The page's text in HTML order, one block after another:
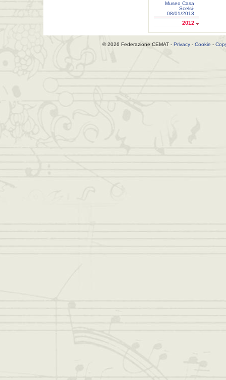
Museo Casa
Scelsi-
08/01/2013
2012
© 2026 Federazione CEMAT - Privacy - Cookie -